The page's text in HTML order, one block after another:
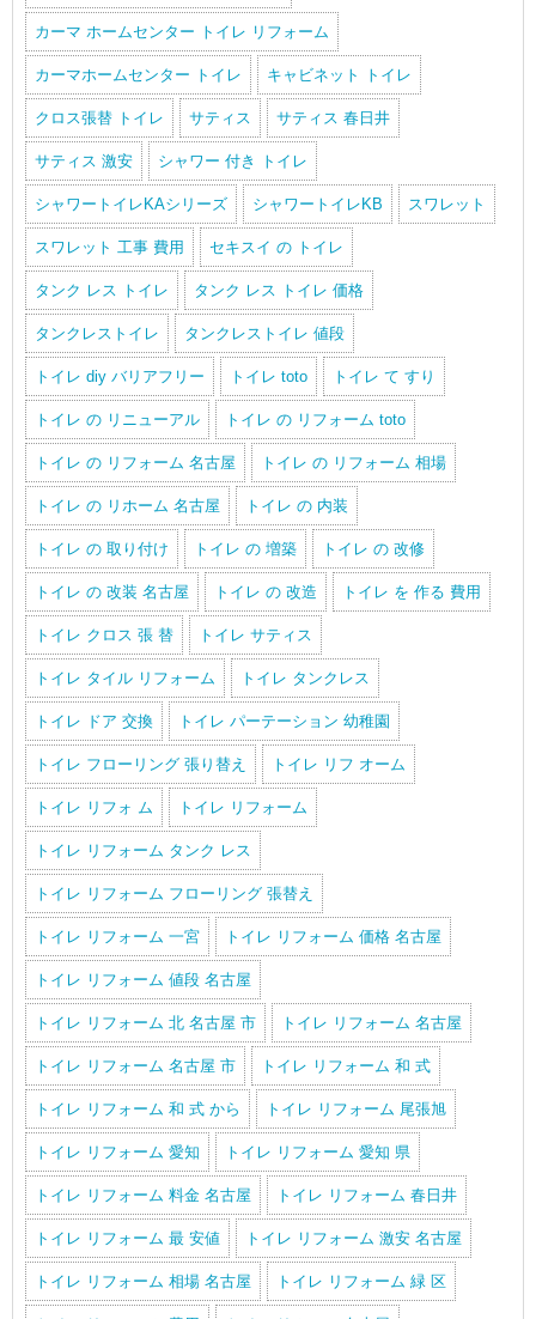
カーマ ホームセンター トイレ リフォーム
カーマホームセンター トイレ キャビネット トイレ
クロス張替 トイレ サティス サティス 春日井
サティス 激安 シャワー 付き トイレ
シャワートイレKAシリーズ シャワートイレKB スワレット
スワレット 工事 費用 セキスイ の トイレ
タンク レス トイレ タンク レス トイレ 価格
タンクレストイレ タンクレストイレ 値段
トイレ diy バリアフリー トイレ toto トイレ て すり
トイレ の リニューアル トイレ の リフォーム toto
トイレ の リフォーム 名古屋 トイレ の リフォーム 相場
トイレ の リホーム 名古屋 トイレ の 内装
トイレ の 取り付け トイレ の 増築 トイレ の 改修
トイレ の 改装 名古屋 トイレ の 改造 トイレ を 作る 費用
トイレ クロス 張 替 トイレ サティス
トイレ タイル リフォーム トイレ タンクレス
トイレ ドア 交換 トイレ パーテーション 幼稚園
トイレ フローリング 張り替え トイレ リフ オーム
トイレ リフォ ム トイレ リフォーム
トイレ リフォーム タンク レス
トイレ リフォーム フローリング 張替え
トイレ リフォーム 一宮 トイレ リフォーム 価格 名古屋
トイレ リフォーム 値段 名古屋
トイレ リフォーム 北 名古屋 市 トイレ リフォーム 名古屋
トイレ リフォーム 名古屋 市 トイレ リフォーム 和 式
トイレ リフォーム 和 式 から トイレ リフォーム 尾張旭
トイレ リフォーム 愛知 トイレ リフォーム 愛知 県
トイレ リフォーム 料金 名古屋 トイレ リフォーム 春日井
トイレ リフォーム 最 安値 トイレ リフォーム 激安 名古屋
トイレ リフォーム 相場 名古屋 トイレ リフォーム 緑 区